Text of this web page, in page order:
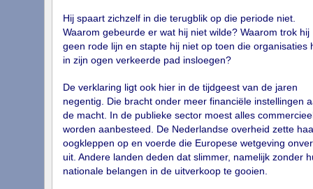
Hij spaart zichzelf in die terugblik op die periode niet.
Waarom gebeurde er wat hij niet wilde? Waarom trok hij
geen rode lijn en stapte hij niet op toen die organisaties
in zijn ogen verkeerde pad insloegen?
De verklaring ligt ook hier in de tijdgeest van de jaren
negentig. Die bracht onder meer financiële instellingen
de macht. In de publieke sector moest alles
worden aanbesteed. De Nederlandse overheid zette
oogkleppen op en voerde die Europese wetgeving
uit. Andere landen deden dat slimmer, namelijk zonder
nationale belangen in de uitverkoop te gooien.